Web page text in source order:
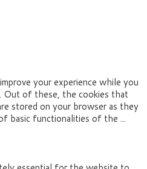
your experience while you
Out of these, the cookies that
stored on your browser as they
basic functionalities of the ...